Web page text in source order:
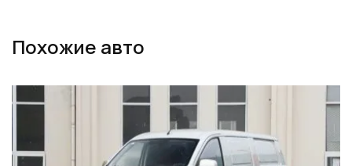
Похожие авто